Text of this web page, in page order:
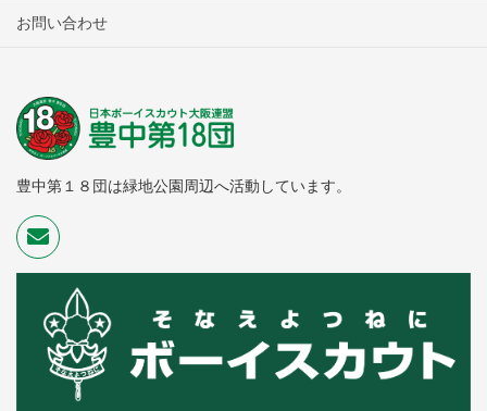
お問い合わせ
豊中第１８団は緑地公園周辺へ活動しています。